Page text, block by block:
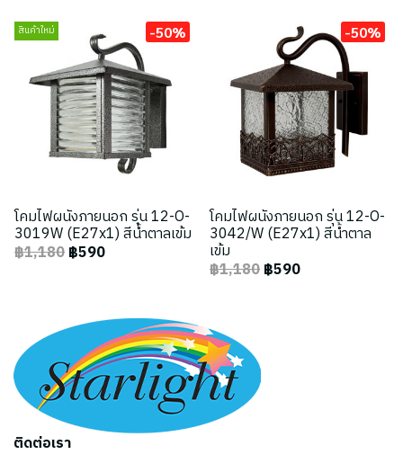
สินค้าใหม่ -50%
โคมไฟผนังภายนอก รุ่น 12-O-
3019W (E27x1) สีน้ำตาลเข้ม
฿1,180฿590
-50%
โคมไฟผนังภายนอก รุ่น 12-O-
3042/W (E27x1) สีน้ำตาล
เข้ม
฿1,180฿590
ติดต่อเรา